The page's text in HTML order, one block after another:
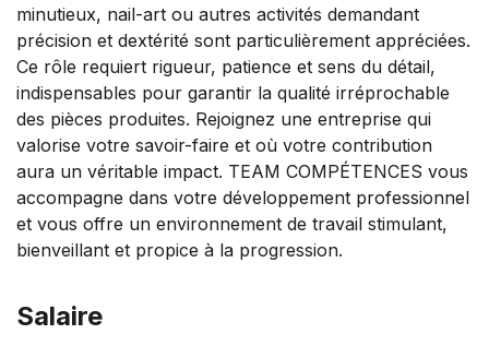
minutieux, nail-art ou autres activités demandant
précision et dextérité sont particulièrement appréciées.
Ce rôle requiert rigueur, patience et sens du détail,
indispensables pour garantir la qualité irréprochable
des pièces produites. Rejoignez une entreprise qui
valorise votre savoir-faire et où votre contribution
aura un véritable impact. TEAM COMPÉTENCES vous
accompagne dans votre développement professionnel
et vous offre un environnement de travail stimulant,
bienveillant et propice à la progression.
Salaire